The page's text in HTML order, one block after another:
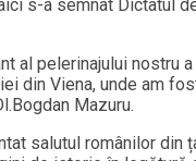
s-a semnat Dictatul
al pelerinajului nostru
din Viena, unde am
Mazuru.
salutul românilor din